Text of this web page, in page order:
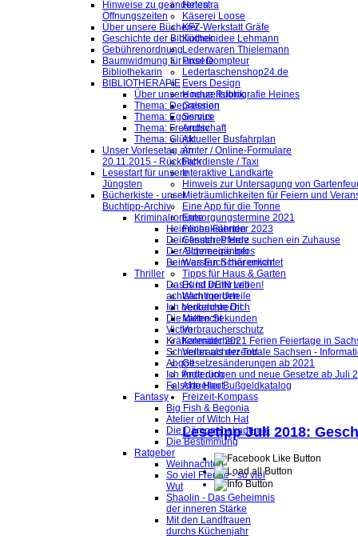
Hinweise zu geänderten
Öffnungszeiten
Über unsere Bücherei
Geschichte der Bibliothek
Gebührenordnung
Baumwidmung für unsere
Bibliothekarin
BIBLIOTHERAPIE
Über unsere neue Rubrik
Thema: Depression
Thema: Egoismus
Thema: Freundschaft
Thema: Glück
Unser Vorlesetag am
20.11.2015 - Rückblick
Lesestart für unsere
Jüngsten
Bücherkiste - unser
Buchtipp-Archiv
Kriminalromane
Heimliche Fährten
Dein finsteres Herz
Der Schneegänger
Beim ersten Schärenlicht
Thriller
Das Kind in mir will
achtsam morden
Ich beobachte Dich
Die kalten Sekunden
Victim
Krähenmädchen
Schneller als der Tod
Abgott
Ich finde dich
Falsche Haut
Fantasy
Big Fish & Begonia
Atelier of Witch Hat
Die Dämonenakademie
Die Bestimmung
Ratgeber
Weihnachten
So viel Freude - so viel
Wut
Shaolin - Das Geheimnis
der inneren Stärke
Mit den Landfrauen
durchs Küchenjahr
Helestra
Käserei Loose
KFZ-Werkstatt Gräfe
Küchenidee Lehmann
Lederwaren Thielemann
Pixel Dompteur
Ledertaschenshop24.de
Evers Design
Hochzeitsfotografie Heines
Galerien
Service
Archiv
Aktueller Busfahrplan
Ämter / Online-Formulare
Fahrdienste / Taxi
Interaktive Landkarte
Hinweis zur Untersagung von
Mieträumlichkeiten für Feiern und
Eine App für die Tonne
Entsorgungstermine 2021
Ferienkalender 2023
Gesuch: Pferde suchen ein Zuhause
Allgemeine Infos
Was Euch hier erwartet
Tipps für Haus & Garten
Es ist DEIN Leben!
Wichtige Urteile
Verkehrsrecht
Mietrecht
Verbraucherschutz
Kalender 2021 Ferien Feiertage in
Verbraucherzentrale Sachsen -
Gesetzesänderungen ab 2021
Änderungen und neue Gesetze ab Juli
Aktueller Bußgeldkatalog
Freizeit-Kompass
Lesetipp Juli 2018: